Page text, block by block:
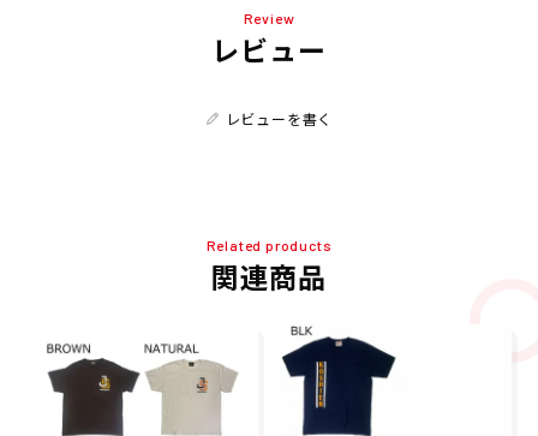
Review
レビュー
レビューを書く
Related products
関連商品